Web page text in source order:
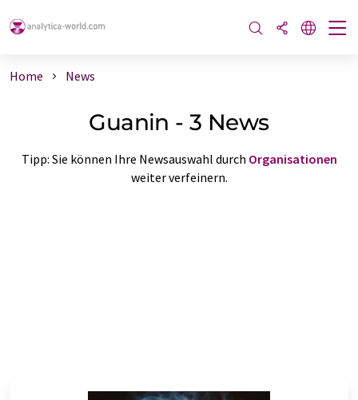
Home News
Guanin - 3 News
Tipp: Sie können Ihre Newsauswahl durch Organisationen
weiter verfeinern.